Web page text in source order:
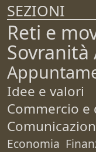
SEZIONI
Reti e
Idee e valori
Commercio
Economia